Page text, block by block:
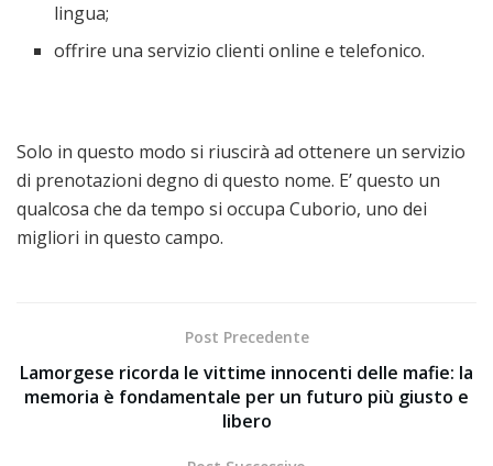
lingua;
offrire una servizio clienti online e telefonico.
Solo in questo modo si riuscirà ad ottenere un servizio
di prenotazioni degno di questo nome. E’ questo un
qualcosa che da tempo si occupa Cuborio, uno dei
migliori in questo campo.
Post Precedente
Lamorgese ricorda le vittime innocenti delle mafie: la
memoria è fondamentale per un futuro più giusto e
libero